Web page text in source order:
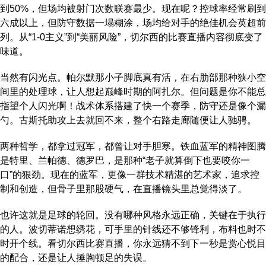
到50%，但场均被射门次数联赛最少。现在呢？控球率经常刷到
六成以上，但防守数据一塌糊涂，场均给对手的绝佳机会英超前
列。从“1-0主义”到“美丽风险”，切尔西的比赛直播内容彻底变了
味道。
当然有闪光点。帕尔默那小子脚底真有活，在右肋部那种狭小空
间里的处理球，让人想起巅峰时期的阿扎尔。但问题是你不能总
指望个人闪光啊！战术体系搭建了快一个赛季，防守还是像个漏
勺。古斯托助攻上去就回不来，整个右路走廊随便让人驰骋。
两种哲学，都拿过冠军，都曾让对手胆寒。铁血蓝军的精神图腾
是特里、兰帕德、德罗巴，是那种“老子就算倒下也要咬你一
口”的狠劲。现在的蓝军，更像一群技术精湛的艺术家，追求控
制和创造，但骨子里那股硬气，在直播镜头里总觉得淡了。
也许这就是足球的轮回。没有哪种风格永远正确，关键在于执行
的人。波切蒂诺想绣花，可手里的针线还不够锋利，布料也时不
时开个线。看切尔西比赛直播，你永远猜不到下一秒是赏心悦目
的配合，还是让人捶胸顿足的失误。